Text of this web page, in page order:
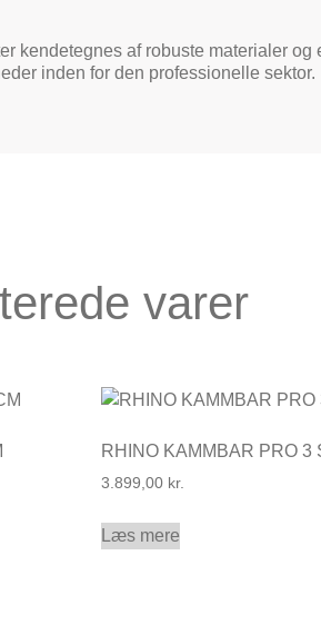
kendetegnes af robuste materialer
inden for den professionelle sektor.
varer
RHINO KAMMBAR PRO 3
3.899,00 kr.
Læs mere